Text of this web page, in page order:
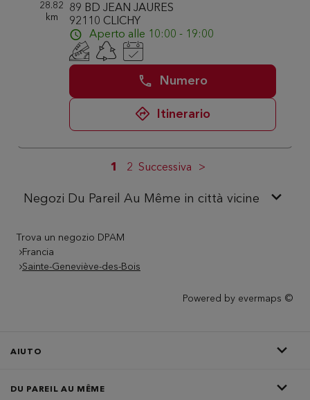
28.82
km
89 BD JEAN JAURES
92110 CLICHY
Aperto alle 10:00 - 19:00
Numero
Itinerario
1 2 Successiva
Negozi Du Pareil Au Même in città vicine
Trova un negozio DPAM
Francia
Sainte-Geneviève-des-Bois
Powered by evermaps ©
AIUTO
DU PAREIL AU MÊME